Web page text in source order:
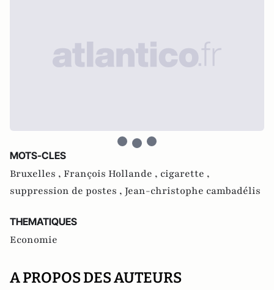
MOTS-CLES
Bruxelles , François Hollande , cigarette ,
suppression de postes , Jean-christophe cambadélis
THEMATIQUES
Economie
A PROPOS DES AUTEURS